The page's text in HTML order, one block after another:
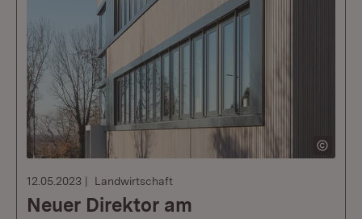
12.05.2023 Landwirtschaft
Neuer Direktor am